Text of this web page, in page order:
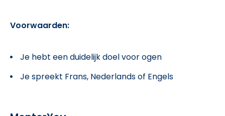
Voorwaarden:
Je hebt een duidelijk doel voor ogen
Je spreekt Frans, Nederlands of Engels